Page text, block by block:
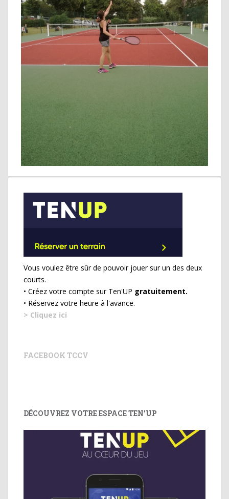
Vous voulez être sûr de pouvoir jouer sur un des deux
courts.
• Créez votre compte sur Ten'UP gratuitement.
• Réservez votre heure à l'avance.
> Cliquez ici
FACEBOOK TCCV
DÉCOUVREZ VOTRE ESPACE TEN’UP